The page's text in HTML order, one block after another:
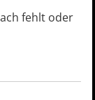
fehlt oder